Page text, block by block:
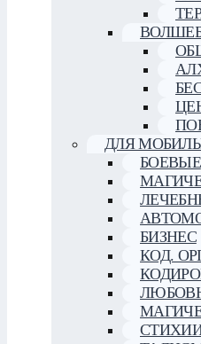
ДЛЯ
БОЕВЫЕ
БИЗНЕС
КОД.